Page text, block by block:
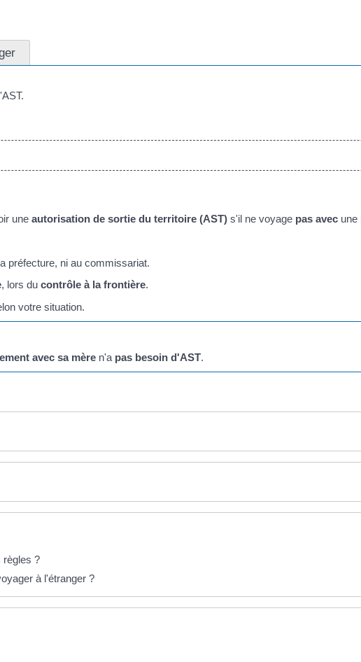
une autorisation de sortie du territoire (AST) s'il ne voyage pas avec une
préfecture, ni au commissariat.
, lors du contrôle à la frontière.
votre situation.
avec sa mère n'a pas besoin d'AST.
règles ?
à l'étranger ?